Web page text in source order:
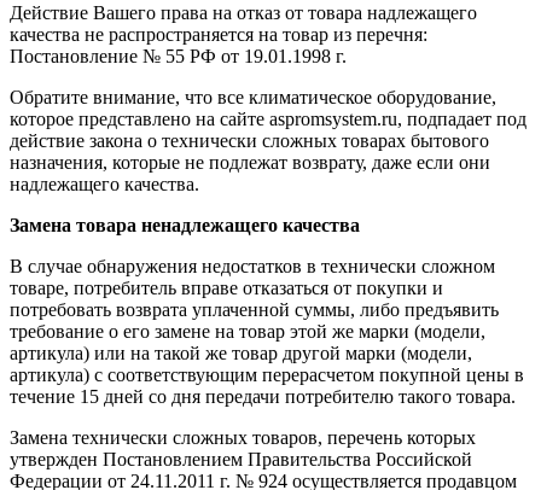
Действие Вашего права на отказ от товара надлежащего
качества не распространяется на товар из перечня:
Постановление № 55 РФ от 19.01.1998 г.
Обратите внимание, что все климатическое оборудование,
которое представлено на сайте aspromsystem.ru, подпадает под
действие закона о технически сложных товарах бытового
назначения, которые не подлежат возврату, даже если они
надлежащего качества.
Замена товара ненадлежащего качества
В случае обнаружения недостатков в технически сложном
товаре, потребитель вправе отказаться от покупки и
потребовать возврата уплаченной суммы, либо предъявить
требование о его замене на товар этой же марки (модели,
артикула) или на такой же товар другой марки (модели,
артикула) с соответствующим перерасчетом покупной цены в
течение 15 дней со дня передачи потребителю такого товара.
Замена технически сложных товаров, перечень которых
утвержден Постановлением Правительства Российской
Федерации от 24.11.2011 г. № 924 осуществляется продавцом